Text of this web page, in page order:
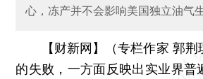
心，冻产并不会影响美国独立油气
【财新网】（专栏作家 郭荆
的失败，一方面反映出实业界普